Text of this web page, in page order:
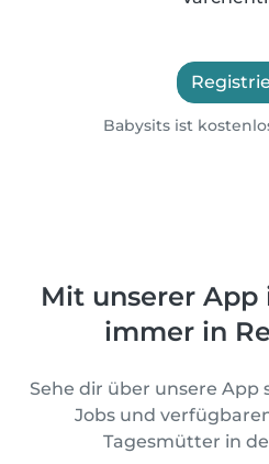
Babysits ist
Mit unserer
immer in
Sehe dir über unsere App
Jobs und
Tagesmütter in